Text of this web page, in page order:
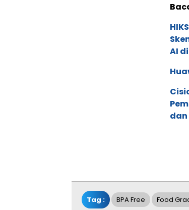
AI
dan
Tag : BPA Free Food